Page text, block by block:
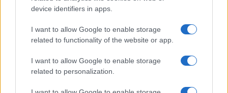
device identifiers in apps.
I want to allow Google to enable storage
related to functionality of the website or app.
I want to allow Google to enable storage
related to personalization.
vivo: un amico vip svela come fa
Calangianus, dopo le polemiche il centro
accoglienza minori chiude